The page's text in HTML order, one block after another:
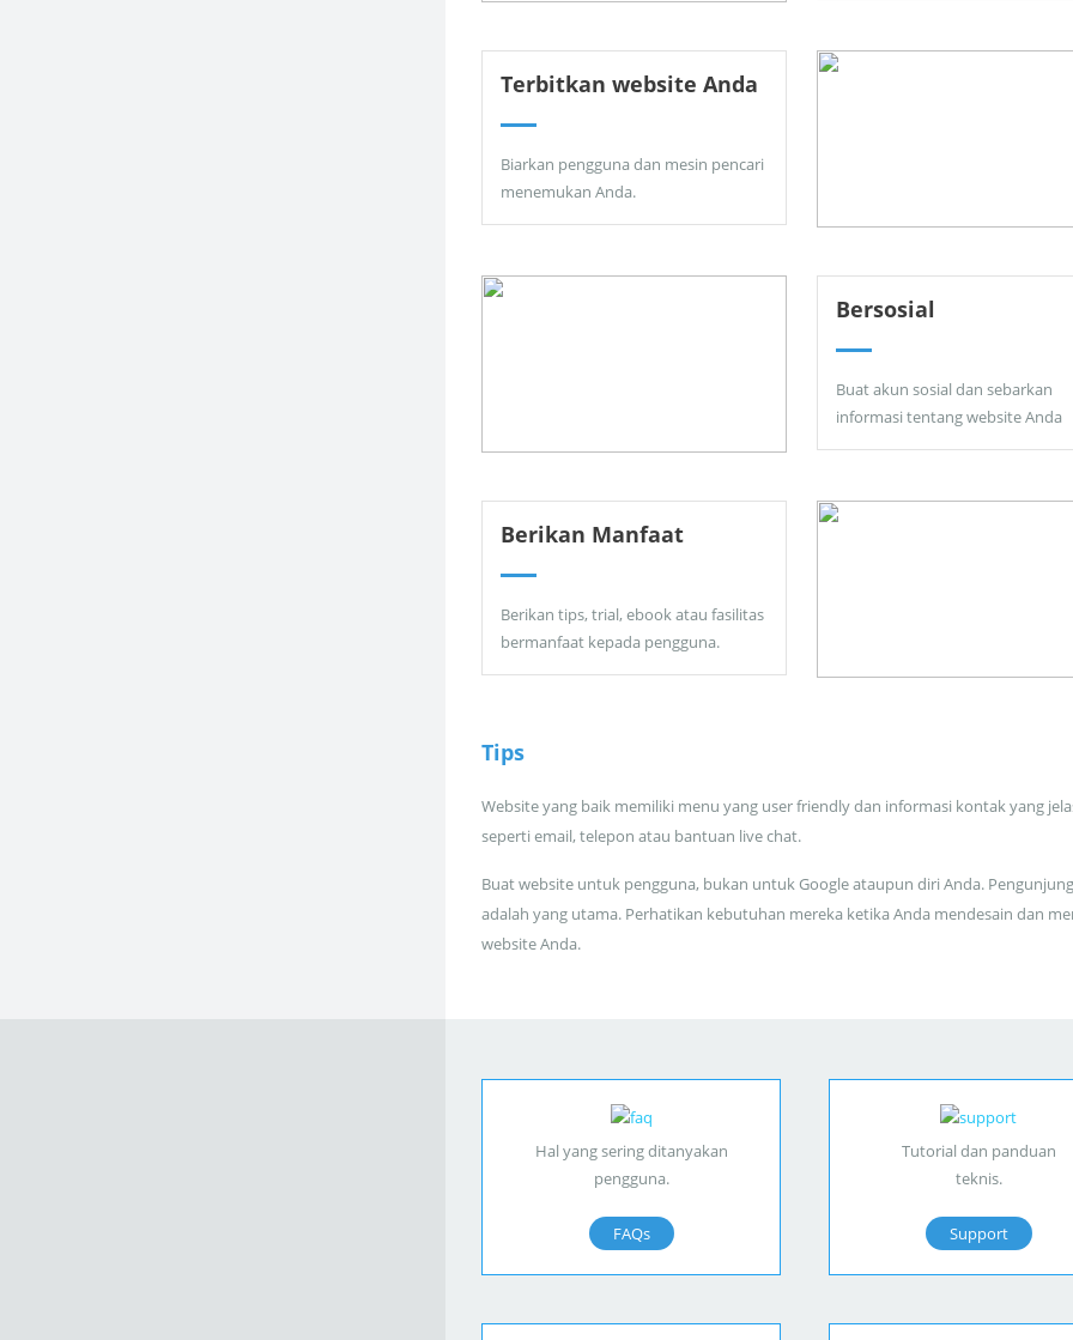
Terbitkan website Anda
Biarkan pengguna dan mesin pencari
menemukan Anda.
Bersosial
Buat akun sosial dan sebarkan
informasi tentang website Anda
Berikan Manfaat
Berikan tips, trial, ebook atau fasilitas
bermanfaat kepada pengguna.
Tips
Website yang baik memiliki menu yang user friendly dan informasi kontak yang
seperti email, telepon atau bantuan live chat.
Buat website untuk pengguna, bukan untuk Google ataupun diri Anda.
adalah yang utama. Perhatikan kebutuhan mereka ketika Anda mendesain dan
website Anda.
Hal yang sering ditanyakan
pengguna.
FAQs
Tutorial dan panduan
teknis.
Support